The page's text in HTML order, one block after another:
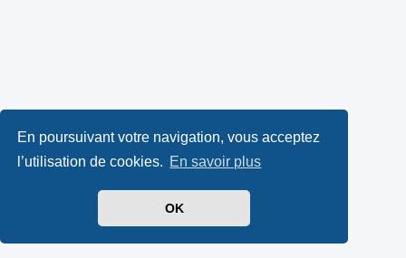
En poursuivant votre navigation, vous acceptez
l’utilisation de cookies. En savoir plus
OK